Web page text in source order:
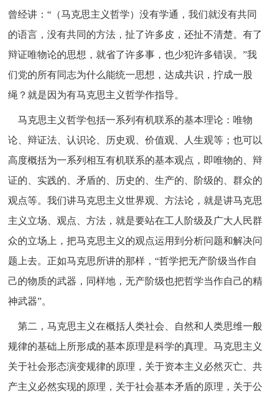
曾经讲：“（马克思主义哲学）没有学通，我们就没有共同
的语言，没有共同的方法，扯了许多皮，还扯不清楚。有了
辩证唯物论的思想，就省了许多事，也少犯许多错误。”我
们党的所有同志为什么能统一思想，达成共识，拧成一股
绳？就是因为有马克思主义哲学作指导。
马克思主义哲学包括一系列有机联系的基本理论：唯物
论、辩证法、认识论、历史观、价值观、人生观等；也可以
高度概括为一系列相互有机联系的基本观点，即唯物的、辩
证的、实践的、矛盾的、历史的、生产的、阶级的、群众的
观点等。我们讲马克思主义世界观、方法论，就是讲马克思
主义立场、观点、方法，就是要站在工人阶级及广大人民群
众的立场上，把马克思主义的观点运用到分析问题和解决问
题上去。正如马克思所讲的那样，“哲学把无产阶级当作自
己的物质的武器，同样地，无产阶级也把哲学当作自己的精
神武器”。
第二，马克思主义在概括人类社会、自然和人类思维一般
规律的基础上所形成的基本原理是科学的真理。马克思主义
关于社会形态演变规律的原理，关于资本主义必然灭亡、共
产主义必然实现的原理，关于社会基本矛盾的原理，关于公